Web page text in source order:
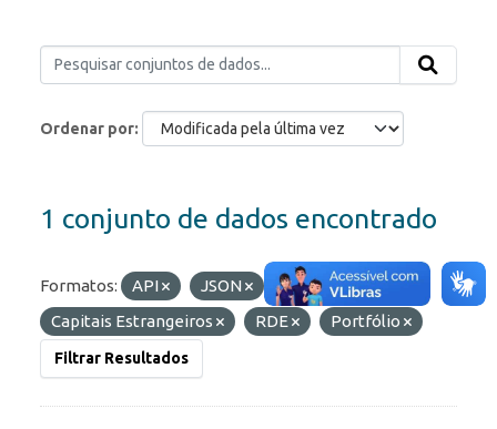
Ordenar por
1 conjunto de dados encontrado
Formatos: API JSON
Etiquetas:
Capitais Estrangeiros
RDE Portfólio
Filtrar Resultados